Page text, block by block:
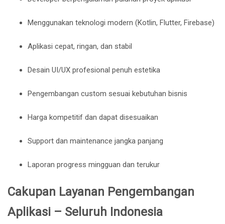
Menggunakan teknologi modern (Kotlin, Flutter, Firebase)
Aplikasi cepat, ringan, dan stabil
Desain UI/UX profesional penuh estetika
Pengembangan custom sesuai kebutuhan bisnis
Harga kompetitif dan dapat disesuaikan
Support dan maintenance jangka panjang
Laporan progress mingguan dan terukur
Cakupan Layanan Pengembangan
Aplikasi – Seluruh Indonesia